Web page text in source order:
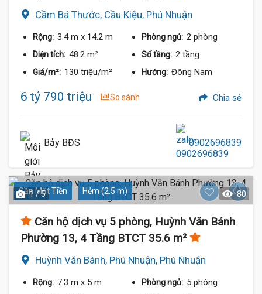
Cầm Bá Thước, Cầu Kiệu, Phú Nhuận
Rộng: 3.4 m x 14.2 m Phòng ngủ: 2 phòng
Diện tích: 48.2 m² Số tầng: 2 tầng
Giá/m²: 130 triệu/m² Hướng: Đông Nam
6 tỷ 790 triệu So sánh Chia sẻ
Bảy BĐS 0902696839
Gần Mặt Tiền Hẻm (2.5 m)
1 / 5 80
Căn hộ dịch vụ 5 phòng, Huỳnh Văn Bánh
Phường 13, 4 Tầng BTCT 35.6 m²
Huỳnh Văn Bánh, Phú Nhuận, Phú Nhuận
Rộng: 7.3 m x 5 m Phòng ngủ: 5 phòng